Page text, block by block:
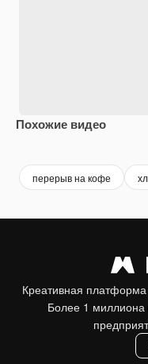
Похожие видео
перерыв на кофе
Креативная
Более 1 миллиона